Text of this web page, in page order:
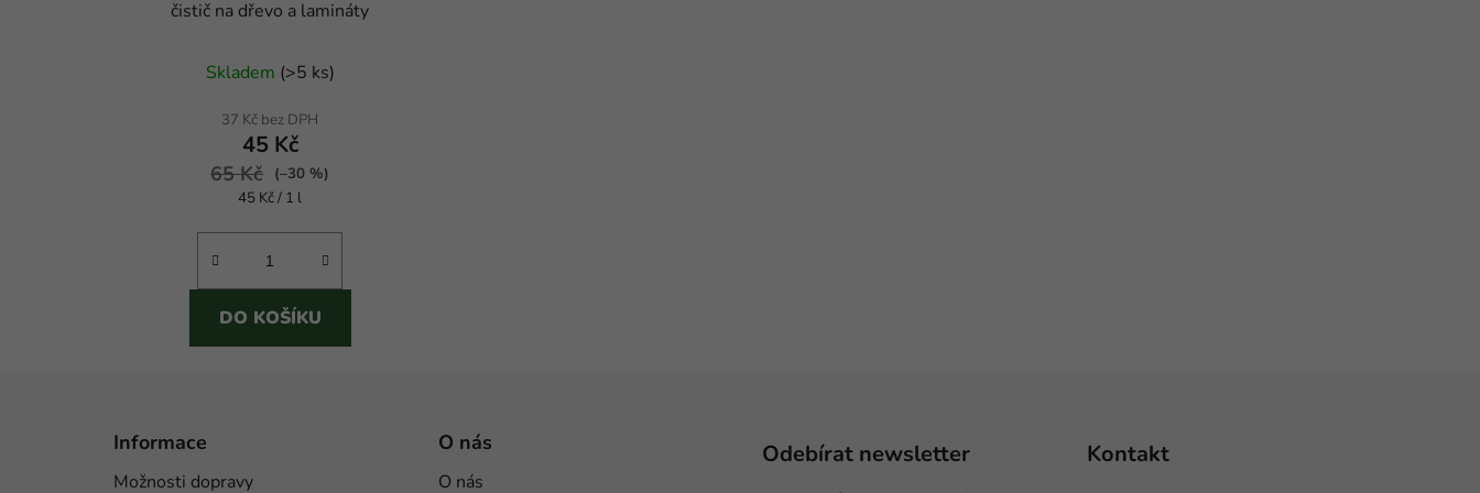
čistič na dřevo a lamináty
Skladem (>5 ks)
37 Kč bez DPH
45 Kč
65 Kč
(–30 %)
Měrná
45 Kč / 1 l
DO KOŠÍKU
Informace
Možnosti dopravy
O nás
O nás
Odebírat newsletter Kontakt